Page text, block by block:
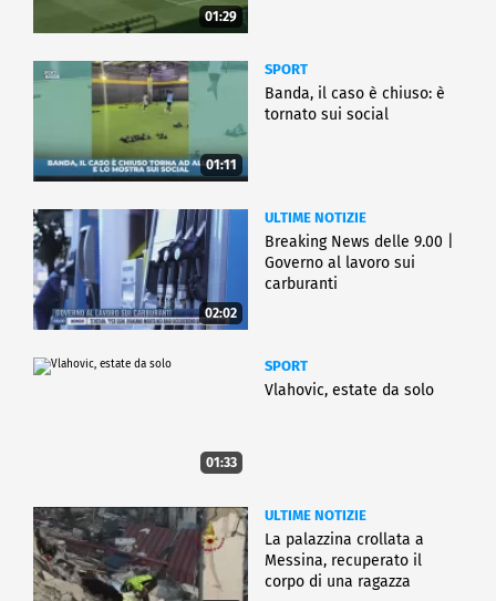
01:29
01:11
SPORT
Banda, il caso è chiuso: è
tornato sui social
02:02
ULTIME NOTIZIE
Breaking News delle 9.00 |
Governo al lavoro sui
carburanti
01:33
SPORT
Vlahovic, estate da solo
ULTIME NOTIZIE
La palazzina crollata a
Messina, recuperato il
corpo di una ragazza